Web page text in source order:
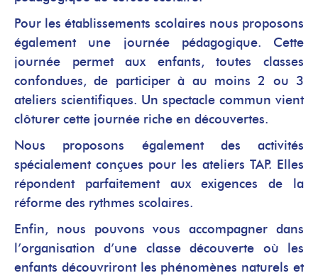
Pour les établissements scolaires nous proposons
également une journée pédagogique. Cette
journée permet aux enfants, toutes classes
confondues, de participer à au moins 2 ou 3
ateliers scientifiques. Un spectacle commun vient
clôturer cette journée riche en découvertes.
Nous proposons également des activités
spécialement conçues pour les ateliers TAP. Elles
répondent parfaitement aux exigences de la
réforme des rythmes scolaires.
Enfin, nous pouvons vous accompagner dans
l’organisation d’une classe découverte où les
enfants découvriront les phénomènes naturels et